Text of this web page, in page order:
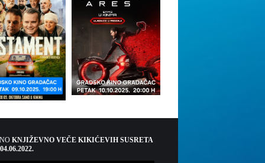
KNJIŽEVNO VEČE KIKIĆEVIH SUSRETA